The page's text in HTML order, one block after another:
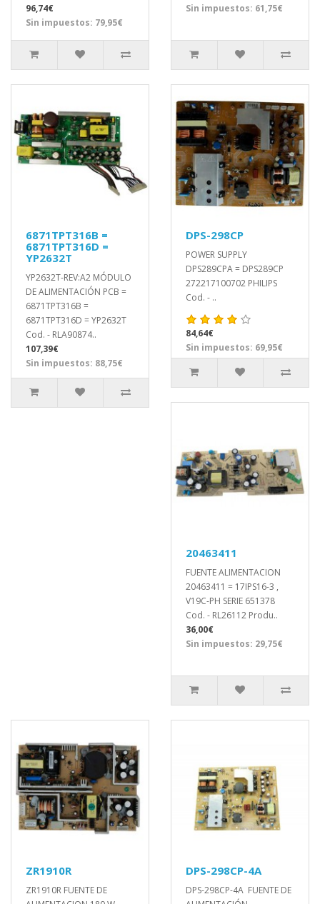
96,74€
Sin impuestos: 79,95€
Sin impuestos: 61,75€
6871TPT316B =
6871TPT316D =
YP2632T
YP2632T-REV:A2 MÓDULO
DE ALIMENTACIÓN PCB =
6871TPT316B =
6871TPT316D = YP2632T
Cod. - RLA90874..
107,39€
Sin impuestos: 88,75€
DPS-298CP
POWER SUPPLY
DPS289CPA = DPS289CP
272217100702 PHILIPS
Cod. - ..
84,64€
Sin impuestos: 69,95€
20463411
FUENTE ALIMENTACION
20463411 = 17IPS16-3 ,
V19C-PH SERIE 651378
Cod. - RL26112 Produ..
36,00€
Sin impuestos: 29,75€
ZR1910R
ZR1910R FUENTE DE
DPS-298CP-4A
DPS-298CP-4A FUENTE DE